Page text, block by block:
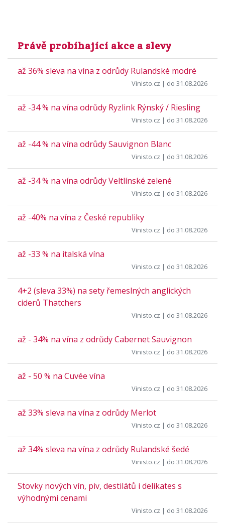
Právě probíhající akce a slevy
až 36% sleva na vína z odrůdy Rulandské modré
Vinisto.cz | do 31.08.2026
až -34 % na vína odrůdy Ryzlink Rýnský / Riesling
Vinisto.cz | do 31.08.2026
až -44 % na vína odrůdy Sauvignon Blanc
Vinisto.cz | do 31.08.2026
až -34 % na vína odrůdy Veltlínské zelené
Vinisto.cz | do 31.08.2026
až -40% na vína z České republiky
Vinisto.cz | do 31.08.2026
až -33 % na italská vína
Vinisto.cz | do 31.08.2026
4+2 (sleva 33%) na sety řemeslných anglických
ciderů Thatchers
Vinisto.cz | do 31.08.2026
až - 34% na vína z odrůdy Cabernet Sauvignon
Vinisto.cz | do 31.08.2026
až - 50 % na Cuvée vína
Vinisto.cz | do 31.08.2026
až 33% sleva na vína z odrůdy Merlot
Vinisto.cz | do 31.08.2026
až 34% sleva na vína z odrůdy Rulandské šedé
Vinisto.cz | do 31.08.2026
Stovky nových vín, piv, destilátů i delikates s
výhodnými cenami
Vinisto.cz | do 31.08.2026